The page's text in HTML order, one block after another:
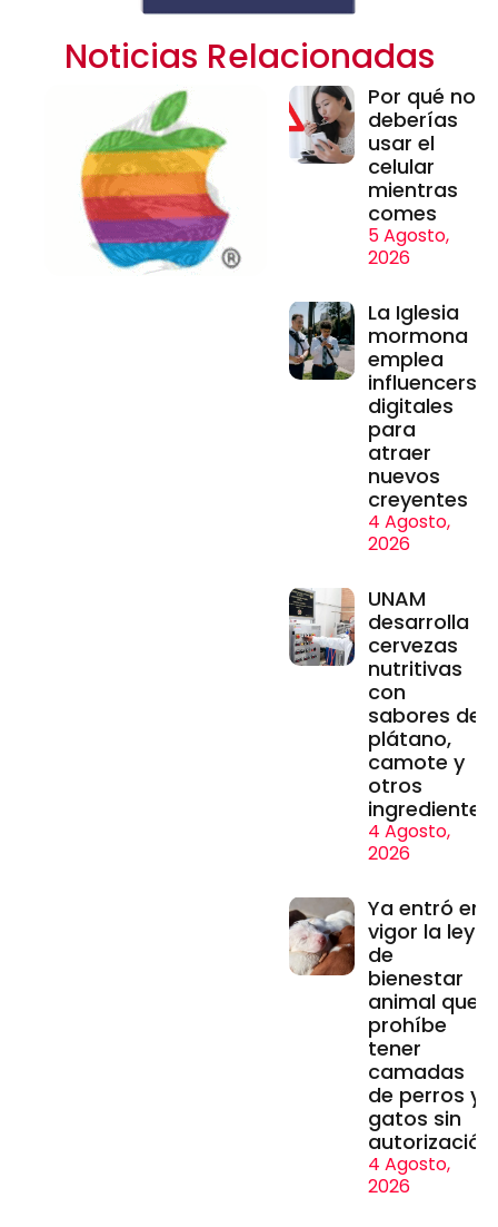
Noticias Relacionadas
Por qué no
deberías
usar el
celular
mientras
comes
5 Agosto,
2026
La Iglesia
mormona
emplea
influencers
digitales
para
atraer
nuevos
creyentes
4 Agosto,
2026
UNAM
desarrolla
cervezas
nutritivas
con
sabores de
plátano,
camote y
otros
ingredientes
4 Agosto,
2026
Ya entró en
vigor la ley
de
bienestar
animal que
prohíbe
tener
camadas
de perros y
gatos sin
autorización
4 Agosto,
2026